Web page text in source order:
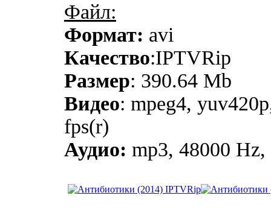
Файл:
Формат: avi
Качество:IPTVRip
Размер: 390.64 Mb
Видео: mpeg4,
fps(r)
Аудио: mp3, 48000 Hz,